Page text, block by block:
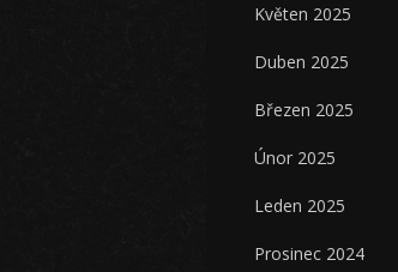
Květen 2025
Duben 2025
Březen 2025
Únor 2025
Leden 2025
Prosinec 2024